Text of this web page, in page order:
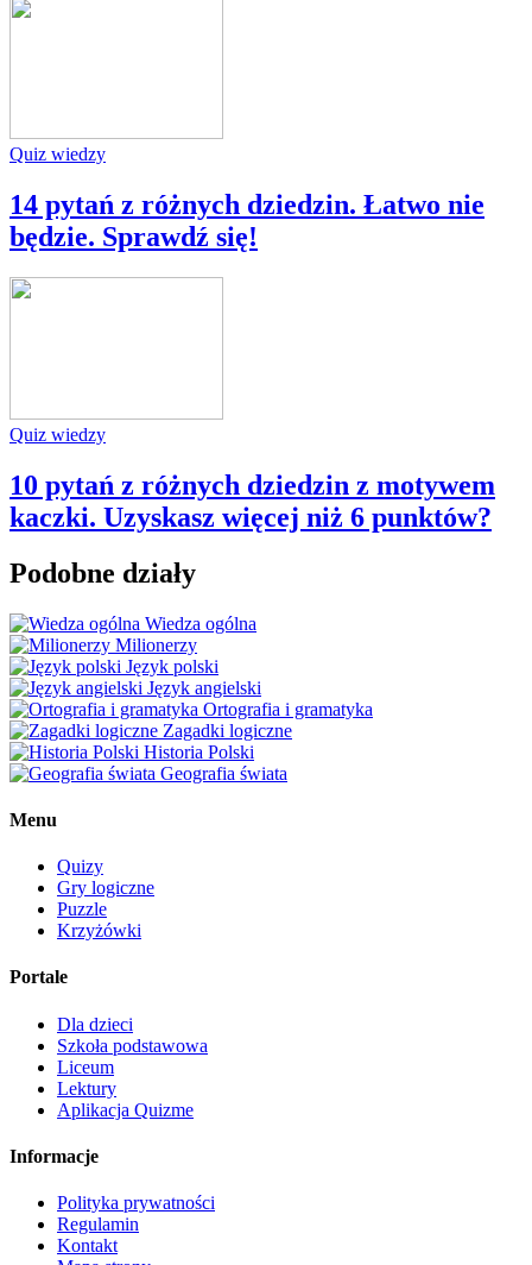
Quiz wiedzy
14 pytań z różnych dziedzin. Łatwo nie
będzie. Sprawdź się!
Quiz wiedzy
10 pytań z różnych dziedzin z motywem
kaczki. Uzyskasz więcej niż 6 punktów?
Podobne działy
Wiedza ogólna
Milionerzy
Język polski
Język angielski
Ortografia i gramatyka
Zagadki logiczne
Historia Polski
Geografia świata
Menu
Quizy
Gry logiczne
Puzzle
Krzyżówki
Portale
Dla dzieci
Szkoła podstawowa
Liceum
Lektury
Aplikacja Quizme
Informacje
Polityka prywatności
Regulamin
Kontakt